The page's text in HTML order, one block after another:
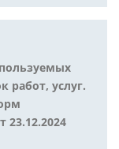
работ, услуг.
23.12.2024